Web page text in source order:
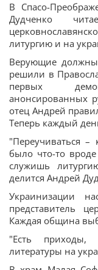
В Спасо-
Дудченко
литургию и на
Верующие
решили в
первых
анонсированных
отец Андрей
Теперь каждый
"Переучиваться
было что-то
служишь
делится Андрей
Украинизации
представитель
Каждая община
"Есть приходы,
литературы на